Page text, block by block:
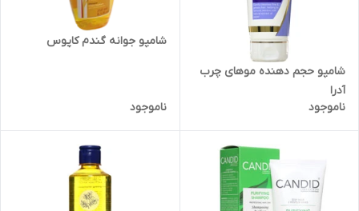
شامپو حجم دهنده موهای چرب
آدرا
ناموجود
شامپو جوانه گندم کاپوس
ناموجود